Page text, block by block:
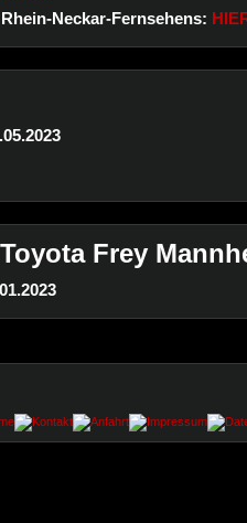
Neckar-Fernsehens:
Frey
Kontakt Anfahrt Impressum